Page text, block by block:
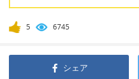
5 6745
シェア